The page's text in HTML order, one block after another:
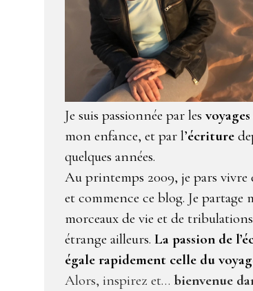
Je suis passionnée par les voyages
mon enfance, et par l’écriture
quelques années.
Au printemps 2009, je pars vivre
et commence ce blog. Je partage
morceaux de vie et de
étrange ailleurs. La passion de
égale rapidement celle du
Alors, inspirez et… bienvenue